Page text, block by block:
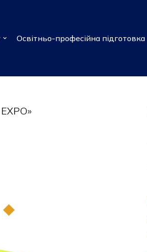
Освітньо-професійна підготовка